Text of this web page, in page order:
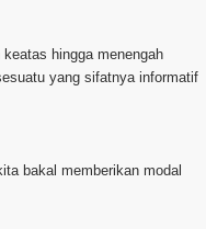
hingga menengah
yang sifatnya informatif
bakal memberikan modal